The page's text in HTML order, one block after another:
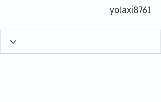
yolaxi8761